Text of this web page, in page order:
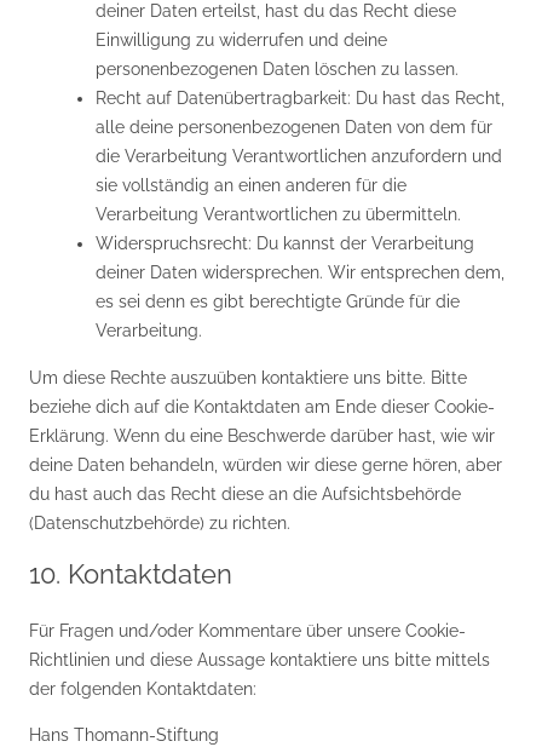
deiner Daten erteilst, hast du das Recht diese
Einwilligung zu widerrufen und deine
personenbezogenen Daten löschen zu lassen.
Recht auf Datenübertragbarkeit: Du hast das Recht,
alle deine personenbezogenen Daten von dem für
die Verarbeitung Verantwortlichen anzufordern und
sie vollständig an einen anderen für die
Verarbeitung Verantwortlichen zu übermitteln.
Widerspruchsrecht: Du kannst der Verarbeitung
deiner Daten widersprechen. Wir entsprechen dem,
es sei denn es gibt berechtigte Gründe für die
Verarbeitung.
Um diese Rechte auszuüben kontaktiere uns bitte. Bitte
beziehe dich auf die Kontaktdaten am Ende dieser Cookie-
Erklärung. Wenn du eine Beschwerde darüber hast, wie wir
deine Daten behandeln, würden wir diese gerne hören, aber
du hast auch das Recht diese an die Aufsichtsbehörde
(Datenschutzbehörde) zu richten.
10. Kontaktdaten
Für Fragen und/oder Kommentare über unsere Cookie-
Richtlinien und diese Aussage kontaktiere uns bitte mittels
der folgenden Kontaktdaten:
Hans Thomann-Stiftung